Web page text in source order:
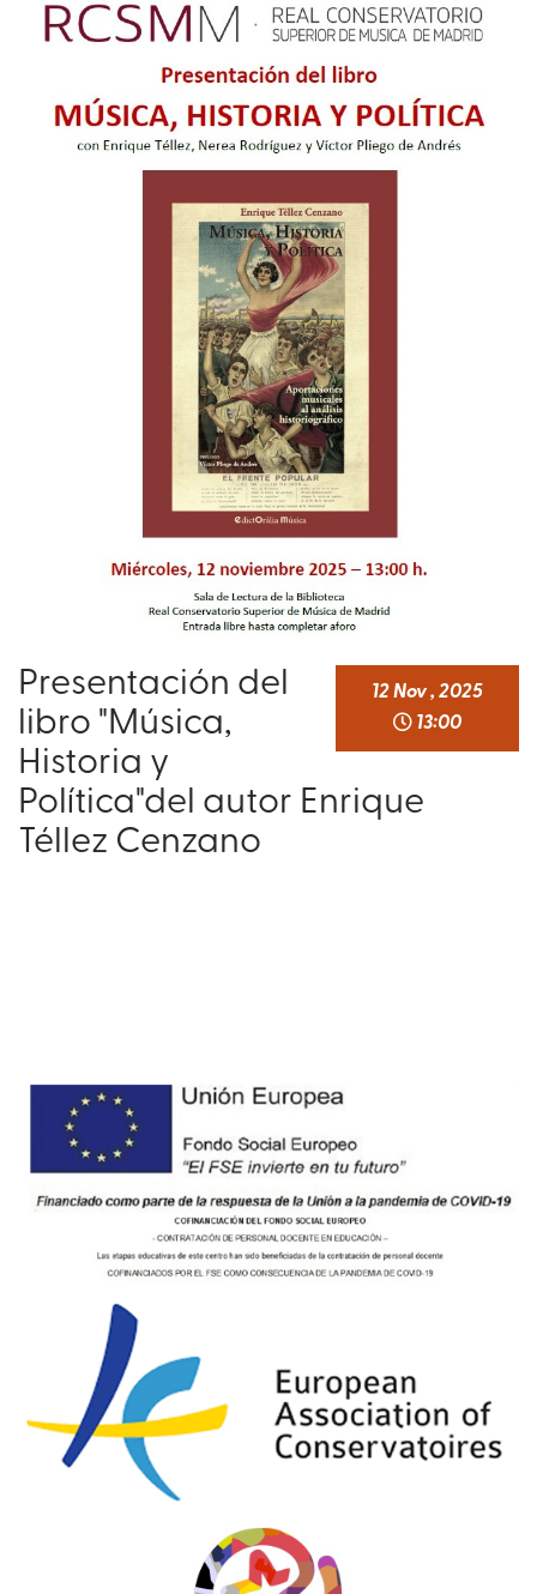
12Nov, 2025
13:00
Presentación del
libro "Música,
Historia y
Política"del autor Enrique
Téllez Cenzano